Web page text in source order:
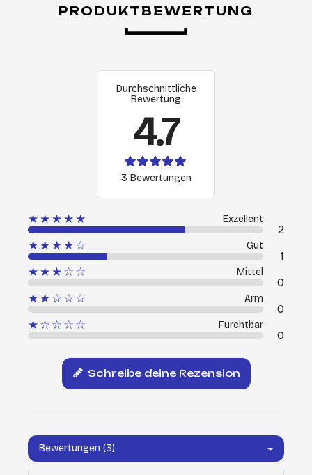
PRODUKTBEWERTUNG
Durchschnittliche
Bewertung
4.7
3 Bewertungen
★★★★★ Exzellent
2
★★★★☆
Gut
1
★★★☆☆
Mittel
0
★★☆☆☆
Arm
0
★☆☆☆☆
Furchtbar
0
Schreibe deine Rezension
Bewertungen (3)